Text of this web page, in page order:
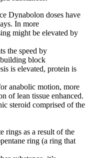
Dynabolon doses have
In more
might be elevated by
the speed by
block
is elevated, protein is
anabolic motion, more
of lean tissue enhanced.
steroid comprised of the
rings as a result of the
ring (a ring that